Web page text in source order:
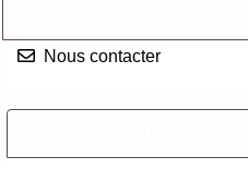
Nous contacter